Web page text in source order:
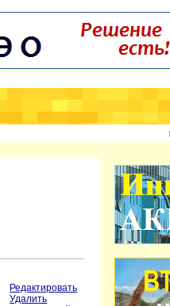
Редактировать
Удалить